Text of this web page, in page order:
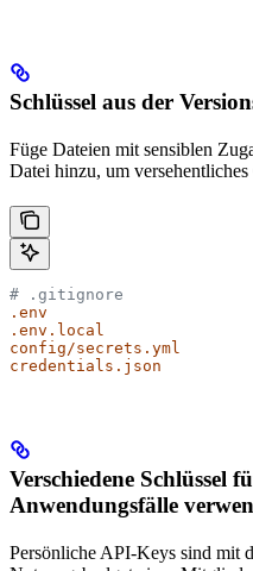
Schlüssel aus der
Füge Dateien mit sensiblen
Datei hinzu, um
# .gitignore
.env
.env.local
config/secrets.yml
credentials.json
Verschiedene Schlüssel
Anwendungsfälle
Persönliche API-Keys sind mit